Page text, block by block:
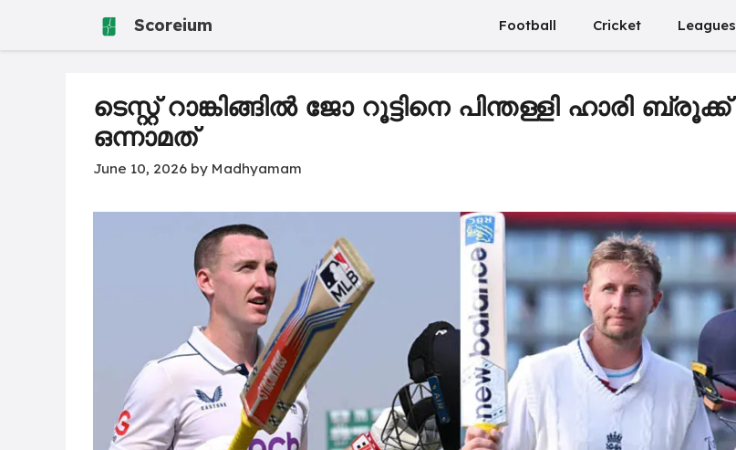
Scoreium Football Cricket Leagues
ടെസ്റ്റ് റാങ്കിങ്ങിൽ ജോ റൂട്ടിനെ പിന്തള്ളി ഹാരി ബ്രൂക്ക്
ഒന്നാമത്
June 10, 2026 by Madhyamam